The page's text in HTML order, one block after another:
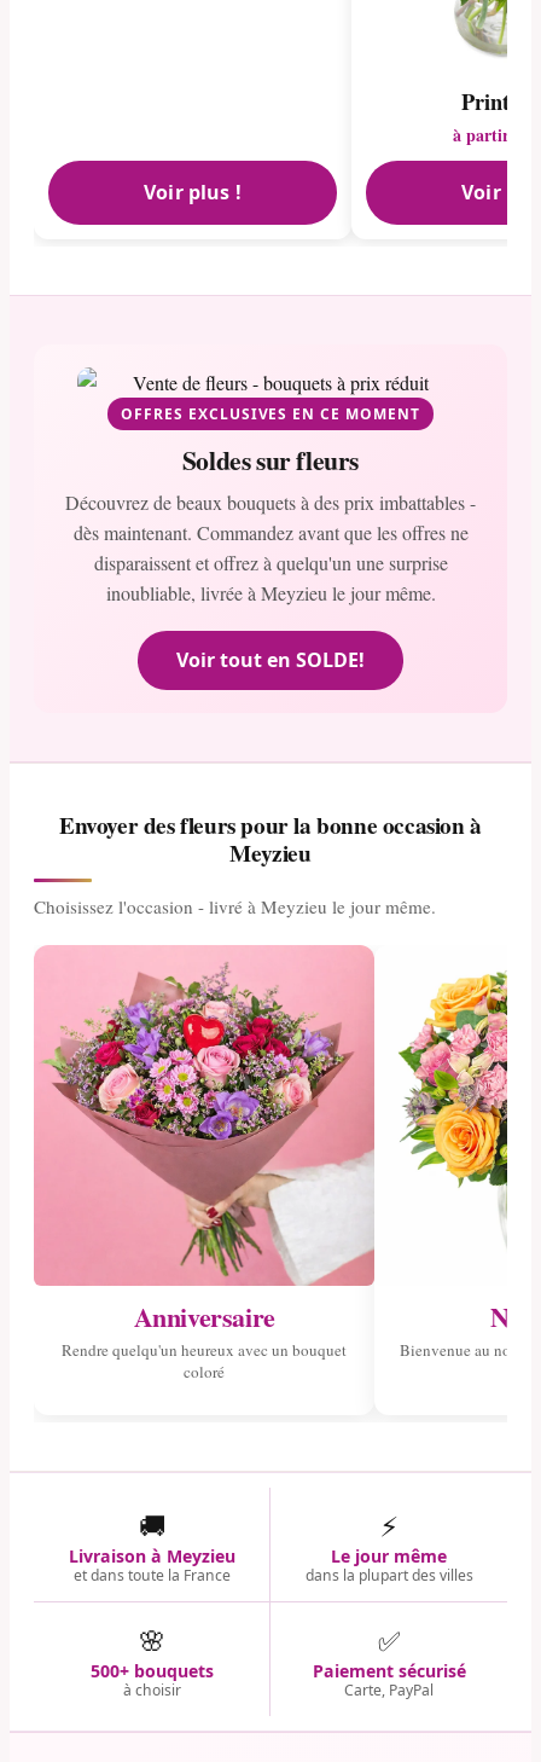
Voir plus !
à partir de
Voir
OFFRES EXCLUSIVES EN CE MOMENT
Soldes sur fleurs
Découvrez de beaux bouquets à des prix imbattables -
dès maintenant. Commandez avant que les offres ne
disparaissent et offrez à quelqu'un une surprise
inoubliable, livrée à Meyzieu le jour même.
Voir tout en SOLDE!
Envoyer des fleurs pour la bonne occasion à
Meyzieu
Choisissez l'occasion - livré à Meyzieu le jour même.
Anniversaire
Rendre quelqu'un heureux avec un bouquet
coloré
Bienvenue au
🚚
Livraison à Meyzieu
et dans toute la France
⚡
Le jour même
dans la plupart des villes
🌸
500+ bouquets
à choisir
✅
Paiement sécurisé
Carte, PayPal